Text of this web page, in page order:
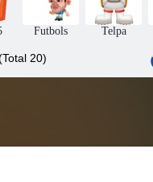
šāvēja
sāga
Suši
backgammon
Futbols Telpa
20)